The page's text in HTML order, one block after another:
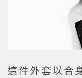
這件外套以合